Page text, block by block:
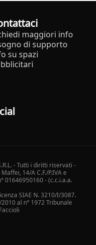
maggiori info
di supporto
su spazi
- Tutti i diritti riservati -
14/A C.F./P.IVA e
01646950160 - (c.c.i.a.a.
SIAE N. 3210/I/3087.
al n° 1972 Tribunale